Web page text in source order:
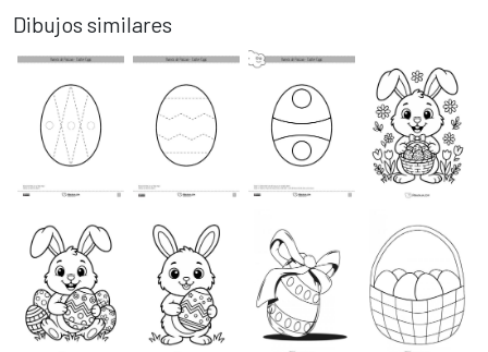
Dibujos similares